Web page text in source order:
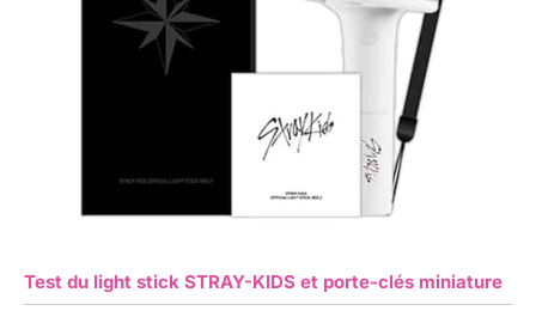
Test du light stick STRAY-KIDS et porte-clés miniature